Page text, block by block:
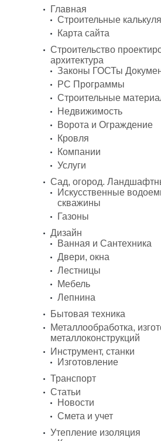
Главная
Строительные
Карта сайта
Строительство
архитектура
Законы ГОСТы
PC Программы
Строительные
Недвижимость
Ворота и Ограждение
Кровля
Компании
Услуги
Сад, огород.
Искусственные
скважины
Газоны
Дизайн
Ванная и Сантехника
Двери, окна
Лестницы
Мебель
Лепнина
Бытовая техника
Металлообработка,
металлоконструкций
Инструмент, станки
Изготовление
Транспорт
Статьи
Новости
Смета и учет
Утепление изоляция